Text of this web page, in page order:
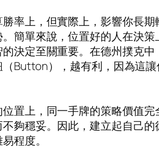
率上，但實際上，影響你長
簡單來說，位置好的人在決
決定至關重要。在德州撲克
Button），越有利，因為這
置上，同一手牌的策略價值
夠穩妥。因此，建立起自己
程度。